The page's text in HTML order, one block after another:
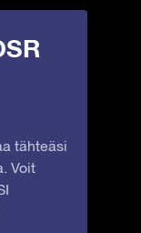
tähteäsi
Voit